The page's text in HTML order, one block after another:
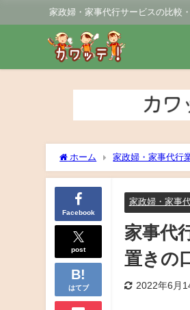
家政婦・家事代行サービスの比較
ホーム 家政婦・家事代行
も紹介！
Facebook
post
はてブ
家政婦・家事
家事代
置きの
2022年6月